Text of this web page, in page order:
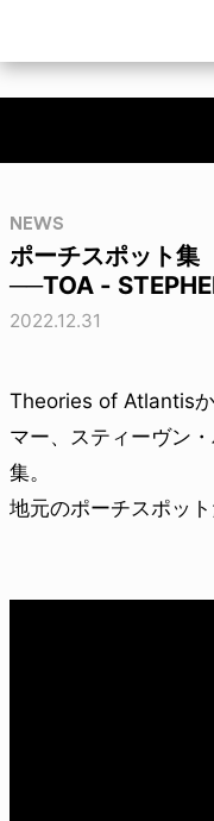
NEWS
ポーチスポット集
──TOA -
2022.12.31
Theories of Atlantis
マー、スティーヴン
集。
地元のポーチスポット